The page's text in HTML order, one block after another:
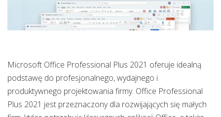
Microsoft Office Professional Plus 2021 oferuje idealną
podstawę do profesjonalnego, wydajnego i
produktywnego projektowania firmy. Office Professional
Plus 2021 jest przeznaczony dla rozwijających się małych